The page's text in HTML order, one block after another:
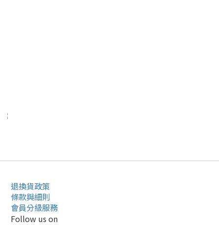
退換貨政策
條款與細則
會員分級服務
Follow us on